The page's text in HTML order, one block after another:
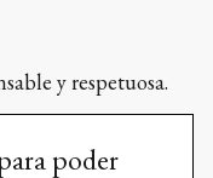
y respetuosa.
poder